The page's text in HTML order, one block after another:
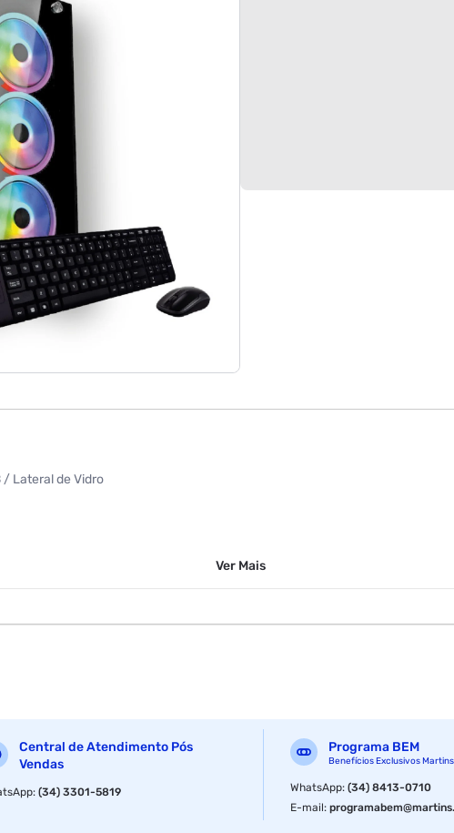
/ Lateral de Vidro
Ver Mais
Central de Atendimento Pós
Vendas
:(34) 3301-5819
Programa BEM
Benefícios Exclusivos
WhatsApp:(34) 8413-0710
E-mail: